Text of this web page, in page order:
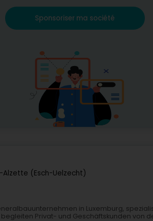
Sponsoriser ma société
Alzette (Esch-Uelzecht)
in Luxemburg,
Privat- und Geschäftskunden von